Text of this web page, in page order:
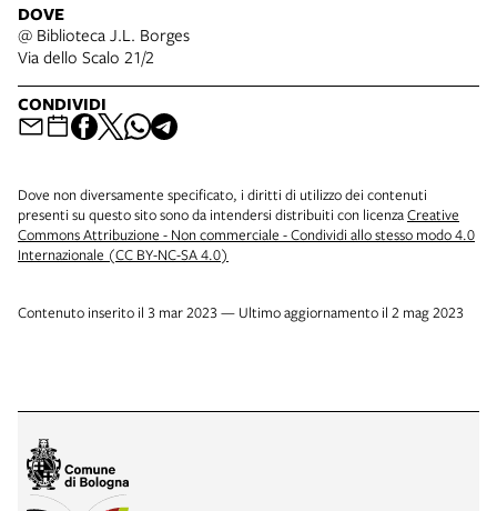
DOVE
@ Biblioteca J.L. Borges
Via dello Scalo 21/2
CONDIVIDI
Dove non diversamente specificato, i diritti di utilizzo dei contenuti
presenti su questo sito sono da intendersi distribuiti con licenzaCreative
Commons Attribuzione - Non commerciale - Condividi allo stesso modo 4.0
Internazionale (CC BY-NC-SA 4.0)
Contenuto inserito il 3 mar 2023 — Ultimo aggiornamento il 2 mag 2023